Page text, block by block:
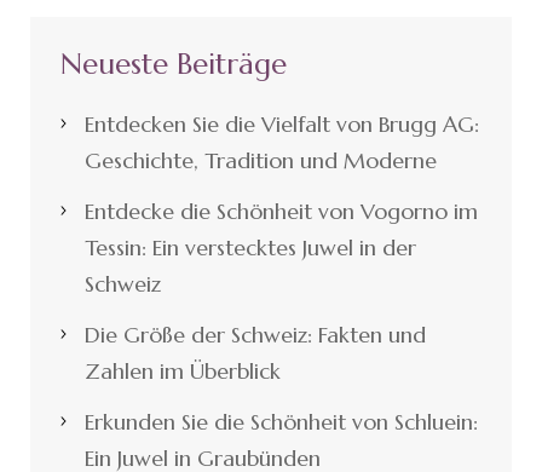
Neueste Beiträge
Entdecken Sie die Vielfalt von Brugg AG:
Geschichte, Tradition und Moderne
Entdecke die Schönheit von Vogorno im
Tessin: Ein verstecktes Juwel in der
Schweiz
Die Größe der Schweiz: Fakten und
Zahlen im Überblick
Erkunden Sie die Schönheit von Schluein:
Ein Juwel in Graubünden